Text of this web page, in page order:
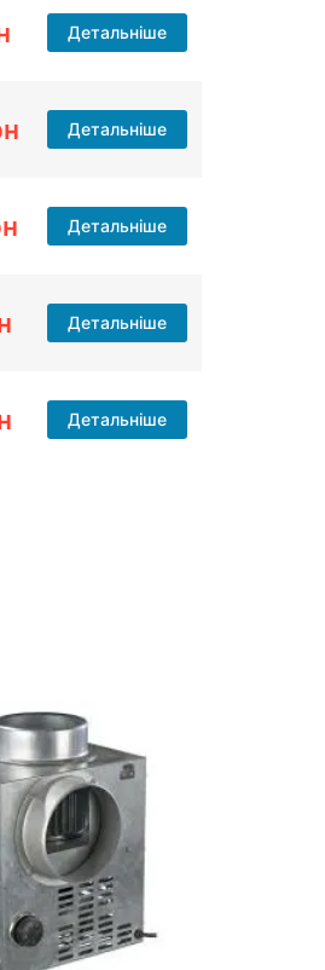
Детальніше
Детальніше
Детальніше
Детальніше
Детальніше